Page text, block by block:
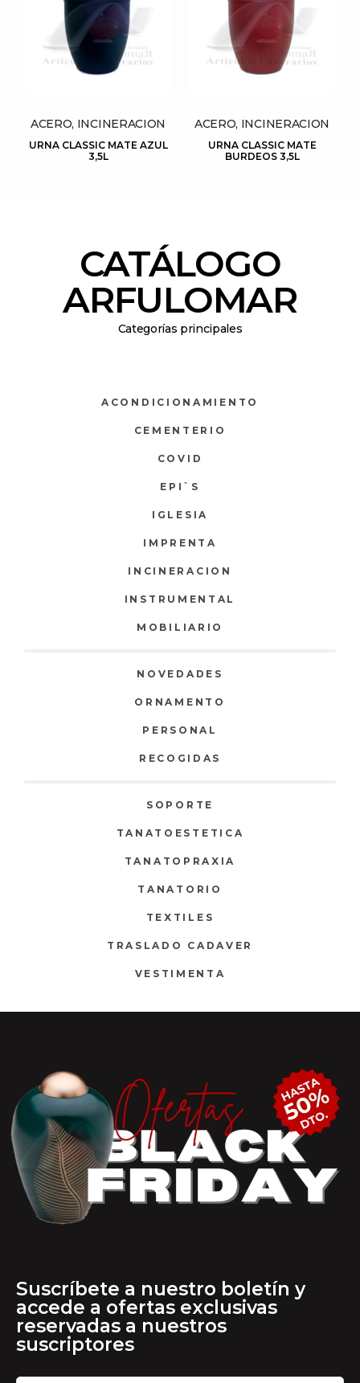
ACERO, INCINERACION
URNA CLASSIC MATE AZUL
3,5L
ACERO, INCINERACION
URNA CLASSIC MATE
BURDEOS 3,5L
CATÁLOGO
ARFULOMAR
Categorías principales
ACONDICIONAMIENTO
CEMENTERIO
COVID
EPI`S
IGLESIA
IMPRENTA
INCINERACION
INSTRUMENTAL
MOBILIARIO
NOVEDADES
ORNAMENTO
PERSONAL
RECOGIDAS
SOPORTE
TANATOESTETICA
TANATOPRAXIA
TANATORIO
TEXTILES
TRASLADO CADAVER
VESTIMENTA
Suscríbete a nuestro boletín y
accede a ofertas exclusivas
reservadas a nuestros
suscriptores